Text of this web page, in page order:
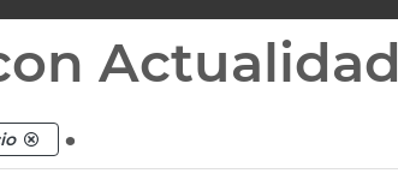
Actualidad
.